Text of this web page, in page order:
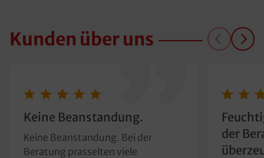
Kunden über uns
Keine Beanstandung.
Keine Beanstandung. Bei der
Beratung prasselten viele
der